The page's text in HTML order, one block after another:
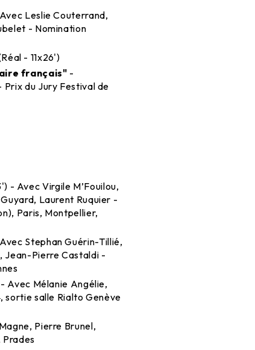
Leslie Couterrand,
- Nomination
- 11x26')
français" -
du Jury Festival de
- Avec Virgile M’Fouilou,
Laurent Ruquier -
Paris, Montpellier,
Stephan Guérin-Tillié,
Jean-Pierre Castaldi -
Avec Mélanie Angélie,
sortie salle Rialto Genève
Pierre Brunel,